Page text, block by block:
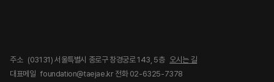
주소 (03131) 서울특별시 종로구 창경궁로 143, 5층 오시는 길
대표메일 foundation@taejae.kr 전화 02-6325-7378